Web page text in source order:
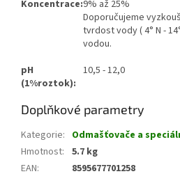
Koncentrace:9% až 25%
Doporučujeme
tvrdost vody ( 4° N -
vodou.
pH
(1%roztok):
10,5 - 12,0
Doplňkové parametry
Kategorie: Odmašťovače a
Hmotnost: 5.7 kg
EAN: 8595677701258